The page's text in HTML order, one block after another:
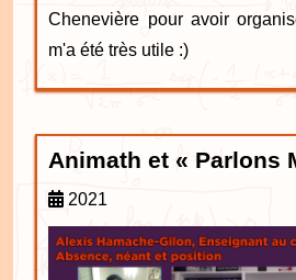
Chenevière pour avoir
m'a été très utile :)
Animath et « Parlons
2021